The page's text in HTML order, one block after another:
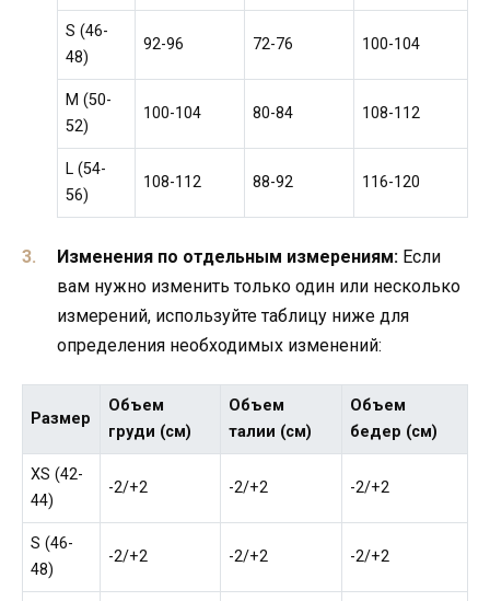
S (46-
48)
92-96 72-76 100-104
M (50-
52)
100-104 80-84 108-112
L (54-
56)
108-112 88-92 116-120
Изменения по отдельным измерениям: Если
вам нужно изменить только один или несколько
измерений, используйте таблицу ниже для
определения необходимых изменений:
Размер
Объем
груди (см)
Объем
талии (см)
Объем
бедер (см)
XS (42-
44)
-2/+2 -2/+2 -2/+2
S (46-
48)
-2/+2 -2/+2 -2/+2